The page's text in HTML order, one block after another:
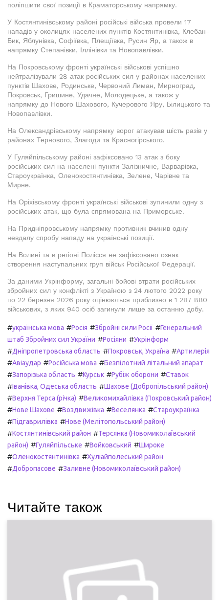
поліпшити свої позиції в Краматорському напрямку.
У Костянтинівському районі російські війська провели 17
нападів у околицях населених пунктів Костянтинівка, Клебан-
Бик, Яблунівка, Софіївка, Плещіївка, Русин Яр, а також в
напрямку Степанівки, Іллінівки та Новопавлівки.
На Покровському фронті українські військові успішно
нейтралізували 28 атак російських сил у районах населених
пунктів Шахове, Родинське, Червоний Лиман, Мирноград,
Покровськ, Гришине, Удачне, Молодецьке, а також у
напрямку до Нового Шахового, Кучерового Яру, Білицького та
Новопавлівки.
На Олександрівському напрямку ворог атакував шість разів у
районах Тернового, Злагоди та Красногірського.
У Гуляйпільському районі зафіксовано 13 атак з боку
російських сил на населені пункти Залізничне, Варварівка,
Староукраїнка, Оленокостянтинівка, Зелене, Чарівне та
Мирне.
На Оріхівському фронті українські військові зупинили одну з
російських атак, що була спрямована на Приморське.
На Придніпровському напрямку противник вчинив одну
невдалу спробу нападу на українські позиції.
На Волині та в регіоні Полісся не зафіксовано ознак
створення наступальних груп військ Російської Федерації.
За даними Укрінформу, загальні бойові втрати російських
збройних сил у конфлікті з Україною з 24 лютого 2022 року
по 22 березня 2026 року оцінюються приблизно в 1 287 880
військових, з яких 940 осіб загинули лише за останню добу.
#українська мова #Росія #Збройні сили Росії #Генеральний
штаб Збройних сил України #Росіяни #Укрінформ
#Дніпропетровська область #Покровськ, Україна #Артилерія
#Авіаудар #Російська мова #Безпілотний літальний апарат
#Запорізька область #Курськ #Рубіж оборони #Ставок
#Іванівка, Одеська область #Шахове (Добропільський район)
#Верхня Терса (річка) #Великомихайлівка (Покровський район)
#Нове Шахове #Воздвижівка #Веселянка #Староукраїнка
#Підгаврилівка #Нове (Мелітопольський район)
#Костянтинівський район #Терсянка (Новомиколаївський
район) #Гуляйпільське #Войковський #Широке
#Оленокостянтинівка #Хуліайполеський район
#Добропасове #Заливне (Новомиколаївський район)
Читайте також